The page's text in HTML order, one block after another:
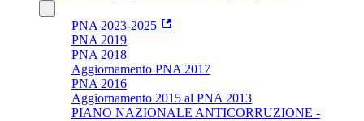
PNA 2023-2025
PNA 2019
PNA 2018
Aggiornamento PNA 2017
PNA 2016
Aggiornamento 2015 al PNA 2013
PIANO NAZIONALE ANTICORRUZIONE -